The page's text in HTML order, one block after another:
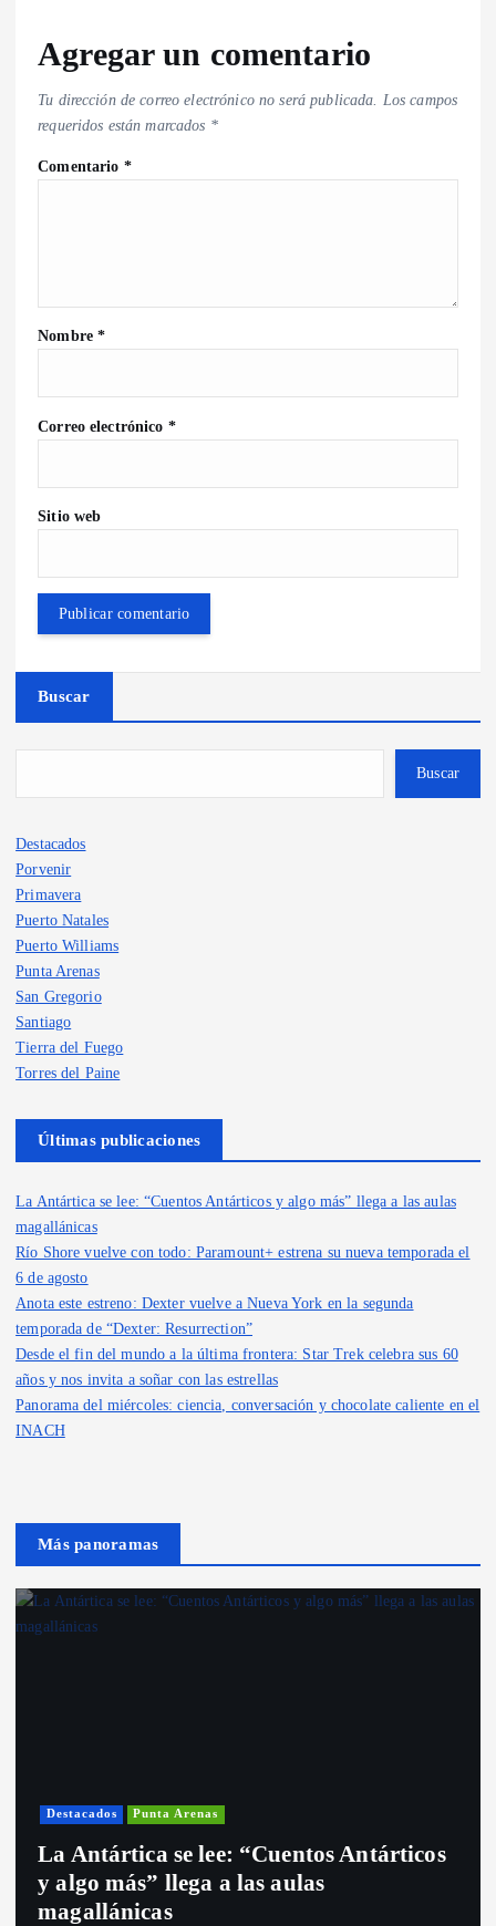
Agregar un comentario
Tu dirección de correo electrónico no será publicada.
Los campos
requeridos están marcados *
Comentario *
Nombre*
Correo electrónico *
Sitio web
Buscar
Buscar
Destacados
Porvenir
Primavera
Puerto Natales
Puerto Williams
Punta Arenas
San Gregorio
Santiago
Tierra del Fuego
Torres del Paine
Últimas publicaciones
La Antártica se lee: “Cuentos Antárticos y algo más” llega a las aulas
magallánicas
Río Shore vuelve con todo: Paramount+ estrena su nueva temporada el
6 de agosto
Anota este estreno: Dexter vuelve a Nueva York en la segunda
temporada de “Dexter: Resurrection”
Desde el fin del mundo a la última frontera: Star Trek celebra sus 60
años y nos invita a soñar con las estrellas
Panorama del miércoles: ciencia, conversación y chocolate caliente en el
INACH
Más panoramas
Destacados Punta Arenas
La Antártica se lee: “Cuentos Antárticos
y algo más” llega a las aulas
magallánicas